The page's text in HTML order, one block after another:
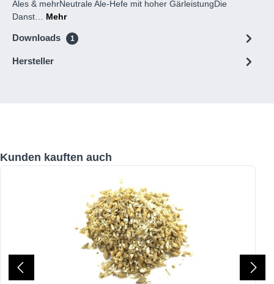
Ales & mehrNeutrale Ale-Hefe mit hoher GärleistungDie
Danst… Mehr
Downloads 1
Hersteller
Produktgalerie überspringen
Kunden kauften auch